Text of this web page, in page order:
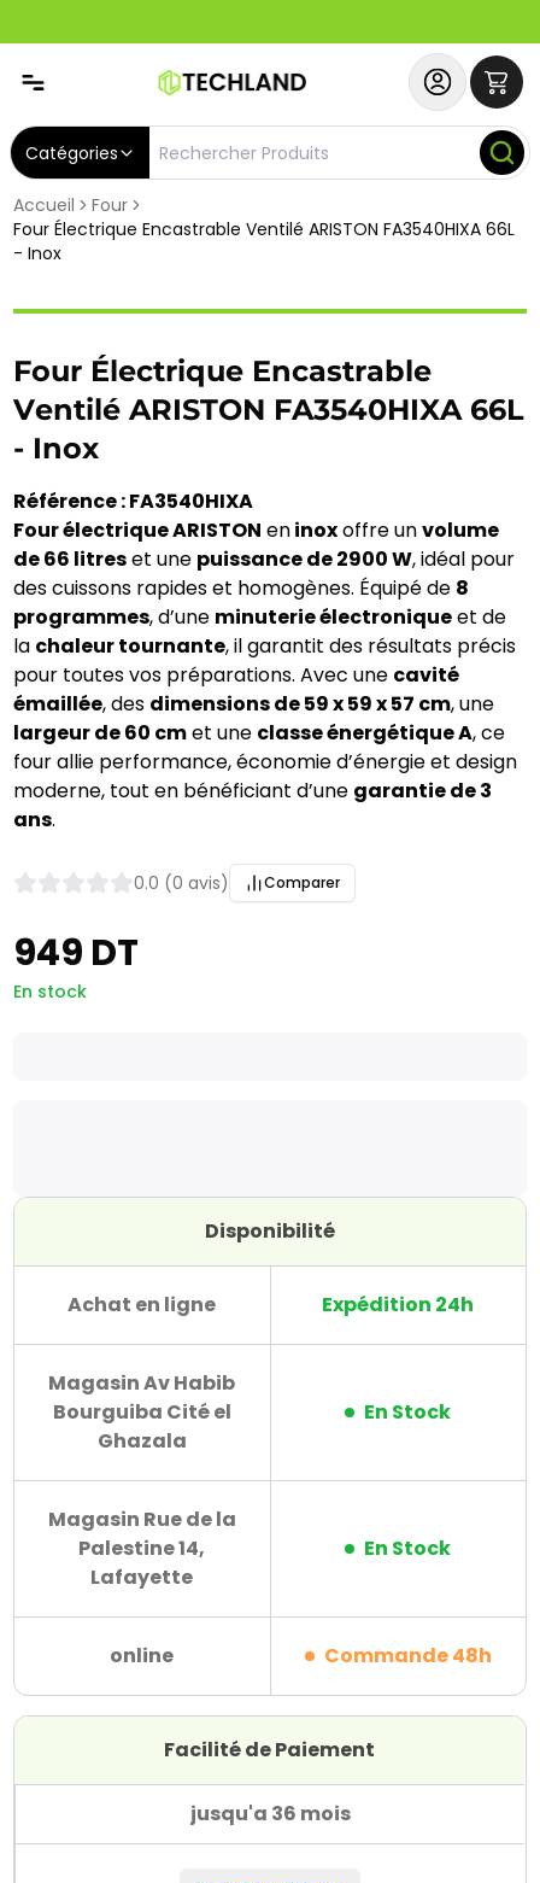
Catégories
Accueil
Four
Four Électrique Encastrable Ventilé ARISTON FA3540HIXA 66L
- Inox
Four Électrique Encastrable
Ventilé ARISTON FA3540HIXA 66L
- Inox
Référence : FA3540HIXA
Four électrique ARISTON eninoxoffre unvolume
de 66 litreset une puissance de 2900 W, idéal pour
des cuissons rapides et homogènes. Équipé de 8
programmes, d’une minuterie électroniqueet de
la chaleur tournante, il garantit des résultats précis
pour toutes vos préparations. Avec une cavité
émaillée, des dimensions de 59 x 59 x 57 cm, une
largeur de 60 cmet une classe énergétique A, ce
four allie performance, économie d’énergie et design
moderne, tout en bénéficiant d’une garantie de 3
ans.
0.0 (0 avis) Comparer
949 DT
En stock
Disponibilité
Achat en ligne Expédition 24h
Magasin Av Habib
Bourguiba Cité el
Ghazala
En Stock
Magasin Rue de la
Palestine 14,
Lafayette
En Stock
online Commande 48h
Facilité de Paiement
jusqu'a 36 mois